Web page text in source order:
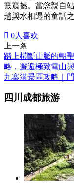
靈震撼。當您親自
趟與水相遇的童話
 0人喜欢
上一条
踏上橫斷山脈的朝
略，邂逅極致雪山
九寨溝景區攻略｜
四川成都旅游